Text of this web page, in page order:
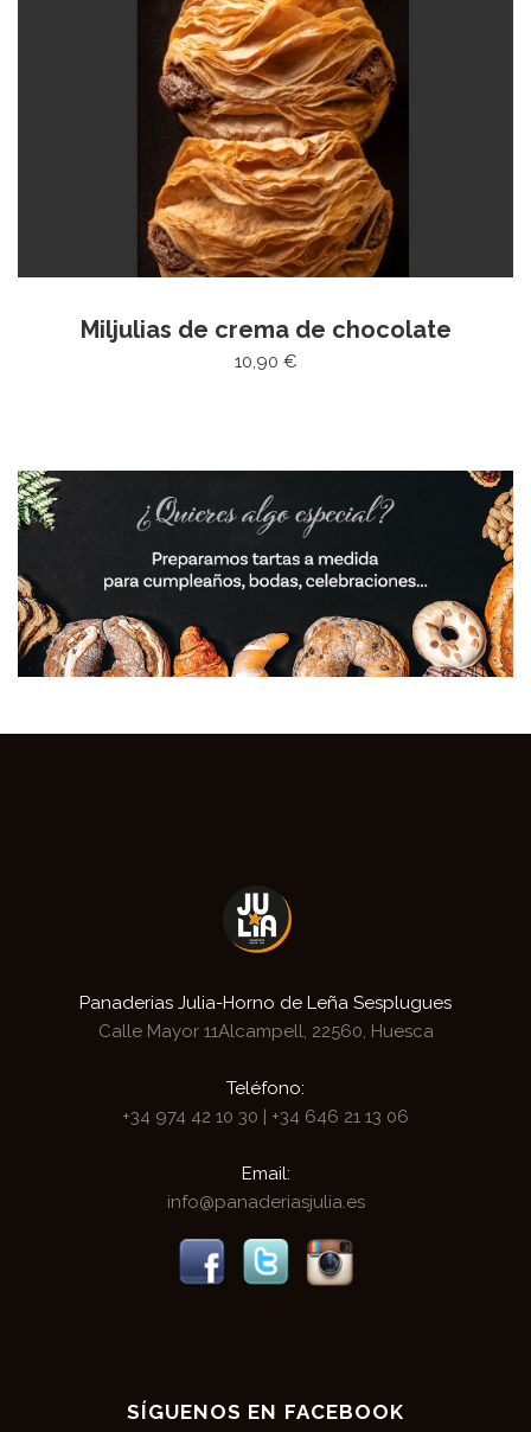
Miljulias de crema de chocolate
10,90 €
Panaderias Julia-Horno de Leña Sesplugues
Calle Mayor 11Alcampell, 22560, Huesca
Teléfono:
+34 974 42 10 30 | +34 646 21 13 06
Email:
info@panaderiasjulia.es
SÍGUENOS EN FACEBOOK